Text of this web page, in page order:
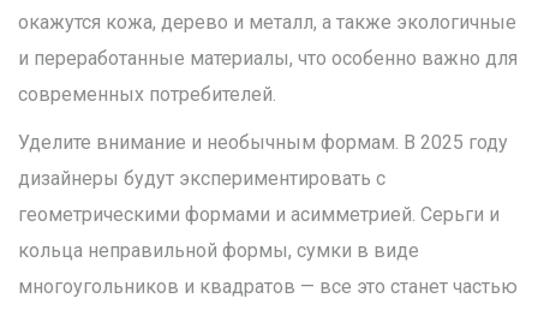
окажутся кожа, дерево и металл, а также экологичные
и переработанные материалы, что особенно важно для
современных потребителей.
Уделите внимание и необычным формам. В 2025 году
дизайнеры будут экспериментировать с
геометрическими формами и асимметрией. Серьги и
кольца неправильной формы, сумки в виде
многоугольников и квадратов — все это станет частью